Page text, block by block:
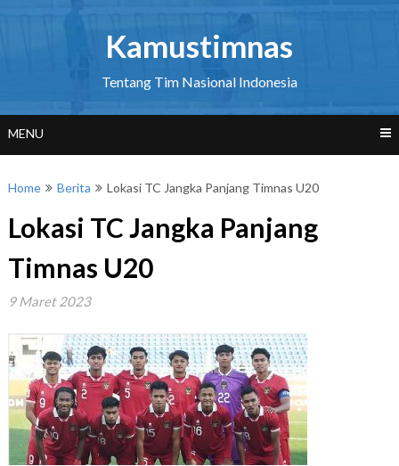
Kamustimnas
Tentang Tim Nasional Indonesia
MENU
Home Berita Lokasi TC Jangka Panjang Timnas U20
Lokasi TC Jangka Panjang
Timnas U20
9 Maret 2023